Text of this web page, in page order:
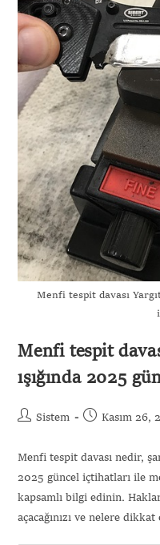
Menfi tespit davası
Menfi tespit
ışığında 2025
Sistem Kasım 26,
Menfi tespit davası nedir,
2025 güncel içtihatları ile
kapsamlı bilgi edinin.
açacağınızı ve nelere